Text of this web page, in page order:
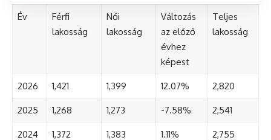
Év
Férfi
lakosság
Női
lakosság
Változás
az előző
évhez
képest
Teljes
lakosság
2026 1,421 1,399 12.07% 2,820
2025 1,268 1,273 -7.58% 2,541
2024 1,372 1,383 1.11% 2,755